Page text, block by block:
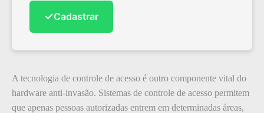
✓Cadastrar
A tecnologia de controle de acesso é outro componente vital do
hardware anti-invasão. Sistemas de controle de acesso permitem
que apenas pessoas autorizadas entrem em determinadas áreas,